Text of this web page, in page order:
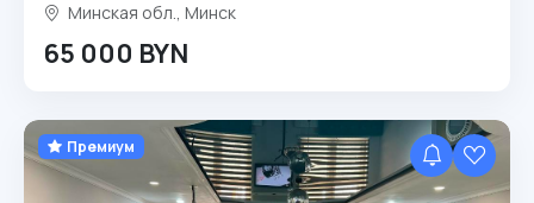
Минская обл., Минск
65 000 BYN
Премиум